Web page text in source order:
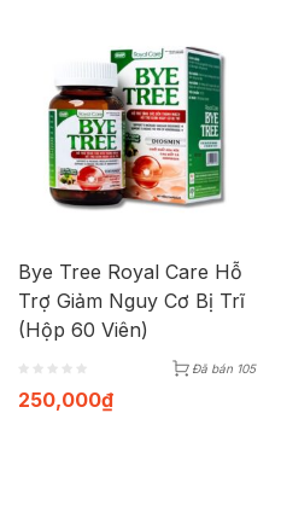
Bye Tree Royal Care Hỗ
Trợ Giảm Nguy Cơ Bị Trĩ
(Hộp 60 Viên)
Đã bán 105
250,000₫